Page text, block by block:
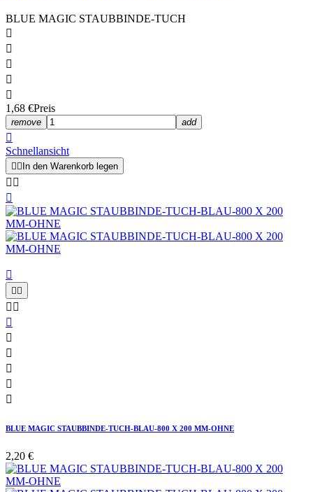
BLUE MAGIC STAUBBINDE-TUCH





1,68 €Preis
remove add

Schnellansicht
  In den Warenkorb legen
 


 
 






BLUE MAGIC STAUBBINDE-TUCH-BLAU-800 X 200 MM-OHNE
2,20 €